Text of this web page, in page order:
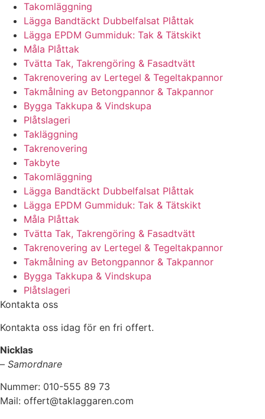
Takomläggning
Lägga Bandtäckt Dubbelfalsat Plåttak
Lägga EPDM Gummiduk: Tak & Tätskikt
Måla Plåttak
Tvätta Tak, Takrengöring & Fasadtvätt
Takrenovering av Lertegel & Tegeltakpannor
Takmålning av Betongpannor & Takpannor
Bygga Takkupa & Vindskupa
Plåtslageri
Takläggning
Takrenovering
Takbyte
Takomläggning
Lägga Bandtäckt Dubbelfalsat Plåttak
Lägga EPDM Gummiduk: Tak & Tätskikt
Måla Plåttak
Tvätta Tak, Takrengöring & Fasadtvätt
Takrenovering av Lertegel & Tegeltakpannor
Takmålning av Betongpannor & Takpannor
Bygga Takkupa & Vindskupa
Plåtslageri
Kontakta oss
Kontakta oss idag för en fri offert.
Nicklas
– Samordnare
Nummer: 010-555 89 73
Mail: offert@taklaggaren.com